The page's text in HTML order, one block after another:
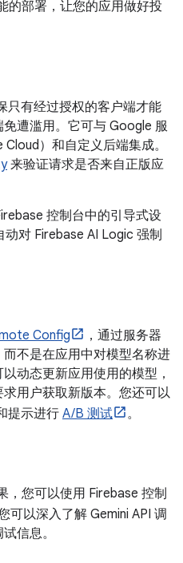
的部署，让您的应用做好投
只有经过授权的客户端才能
遭滥用。它可与 Google 服
）和自定义后端集成。
来验证请求是否来自正版应
控制台中的引导式设
对 Firebase AI Logic 强制
Config
，通过服务器
不是在应用中对模型名称进
动态更新应用使用的模型，
用户获取新版本。您还可以
提示进行 A/B 测试 。
，您可以使用 Firebase 控制
可以深入了解 Gemini API 调
信息。